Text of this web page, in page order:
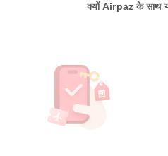
क्यों Airpaz के साथ